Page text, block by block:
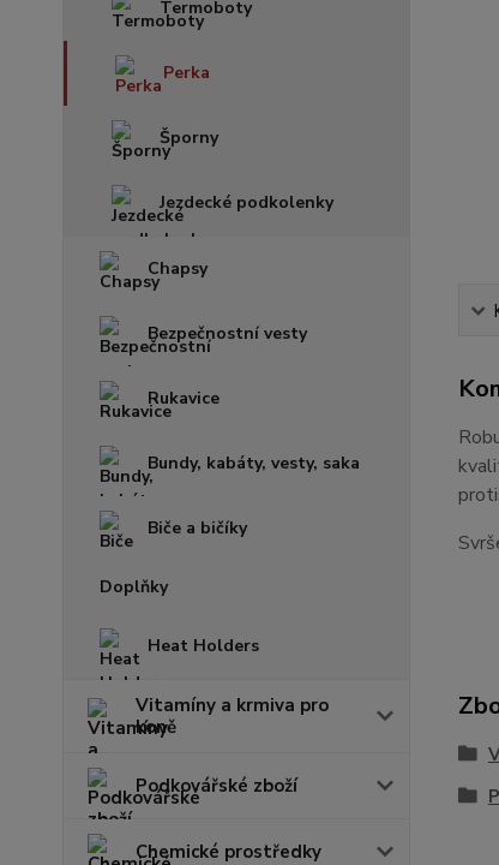
Termoboty
Perka
Šporny
Jezdecké podkolenky
Chapsy
Bezpečnostní vesty
Rukavice
Bundy, kabáty, vesty, saka
Biče a bičíky
Doplňky
Heat Holders
Vitamíny a krmiva pro
koně
Podkovářské zboží
Chemické prostředky